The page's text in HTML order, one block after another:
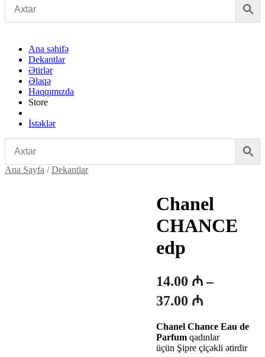
Ana səhifə
Dekantlar
Ətirlər
Əlaqə
Haqqımızda
Store
İstəklər
Ana Sayfa /Dekantlar
Chanel
CHANCE
edp
14.00 ₼ –
37.00 ₼Fiyat
14.00 ₼
-
Chanel Chance Eau de
Parfum qadınlar
üçün Şipre çiçəkli ətirdir